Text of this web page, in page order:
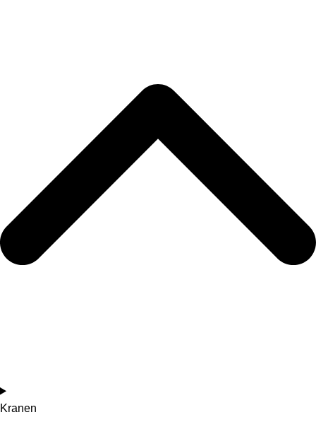
Kranen